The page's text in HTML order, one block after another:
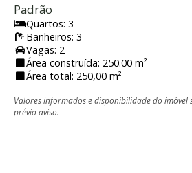
Padrão
Quartos: 3
Banheiros: 3
Vagas: 2
Área construída: 250.00 m²
Área total: 250,00 m²
Valores informados e disponibilidade do imóvel
prévio aviso.